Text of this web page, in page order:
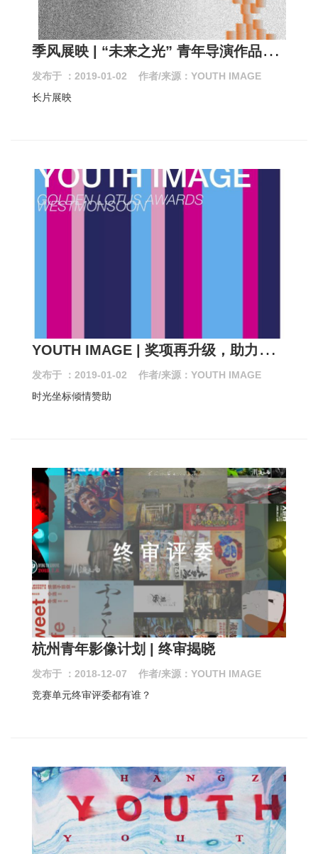
季
风展映 | “未来之光” 青年导演作品展 即将来袭
发布于 ：2019-01-02 作者/来源：YOUTH IMAGE
长片展映
Y
OUTH IMAGE | 奖项再升级，助力青年导演
发布于 ：2019-01-02 作者/来源：YOUTH IMAGE
时光坐标倾情赞助
杭州青年影像计划 | 终审揭晓
发布于 ：2018-12-07 作者/来源：YOUTH IMAGE
竞赛单元终审评委都有谁？